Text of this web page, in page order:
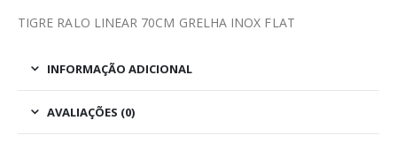
TIGRE RALO LINEAR 70CM GRELHA INOX FLAT
INFORMAÇÃO ADICIONAL
AVALIAÇÕES (0)